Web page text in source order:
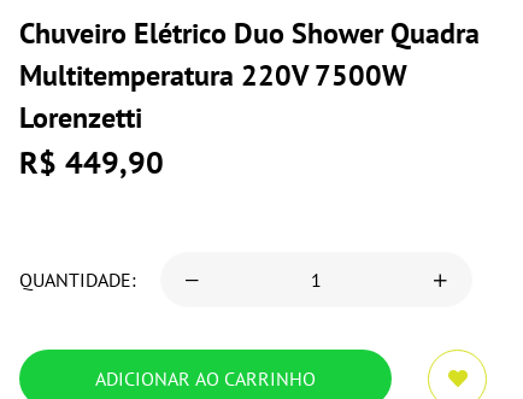
Chuveiro Elétrico Duo Shower Quadra
Multitemperatura 220V 7500W
Lorenzetti
R$ 449,90
QUANTIDADE: